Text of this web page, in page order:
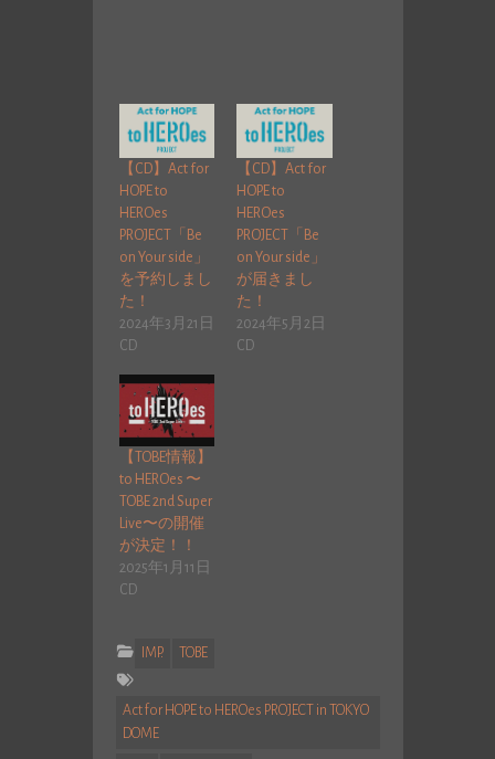
【CD】Act for
HOPE to
HEROes
PROJECT「Be
on Your side」
を予約しまし
た！
2024年3月21日
CD
【CD】Act for
HOPE to
HEROes
PROJECT「Be
on Your side」
が届きまし
た！
2024年5月2日
CD
【TOBE情報】
to HEROes 〜
TOBE 2nd Super
Live〜の開催
が決定！！
2025年1月11日
CD
IMP. TOBE
Act for HOPE to HEROes PROJECT in TOKYO
DOME